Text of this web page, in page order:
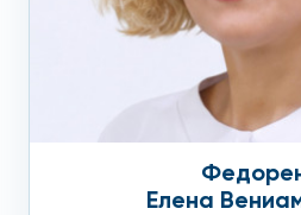
Елена